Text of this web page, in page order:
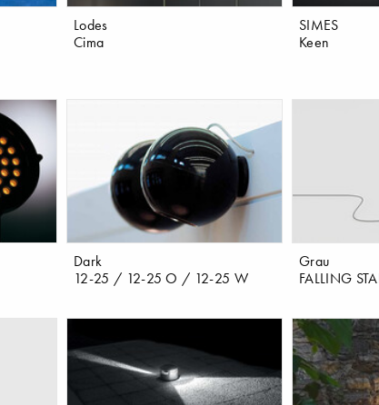
Lodes
Cima
SIMES
Keen
Dark
12-25 / 12-25 O / 12-25 W
Grau
FALLING